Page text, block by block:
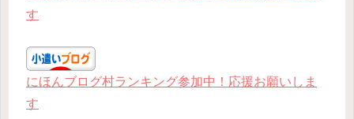
す
にほんブログ村ランキング参加中！応援お願いしま
す